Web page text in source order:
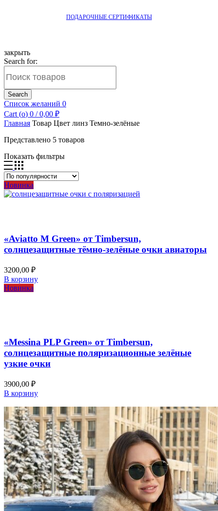
ПОДАРОЧНЫЕ СЕРТИФИКАТЫ
закрыть
Search for:
Search
Список желаний 0
Cart (o) 0 / 0,00 ₽
Главная Товар Цвет линз Темно-зелёные
Представлено 5 товаров
Показать фильтры
Новинка
«Aviatto M Green» от Timbersun,
солнцезащитные тёмно-зелёные очки авиаторы
3200,00 ₽
В корзину
Новинка
«Messina PLP Green» от Timbersun,
солнцезащитные поляризационные зелёные
узкие очки
3900,00 ₽
В корзину